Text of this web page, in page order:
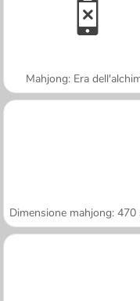
Mahjong: Era